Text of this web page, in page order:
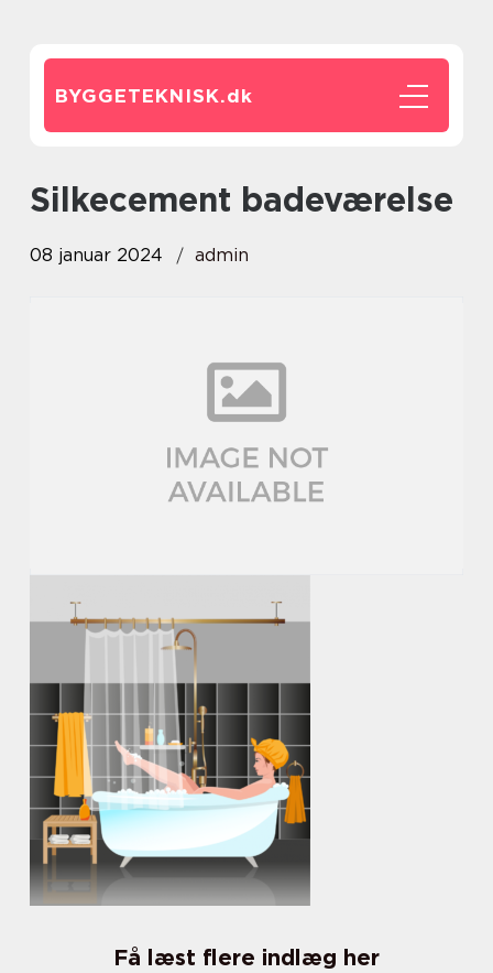
BYGGETEKNISK.dk
silkecement badeværelse
08 januar 2024 admin
Få læst flere indlæg her